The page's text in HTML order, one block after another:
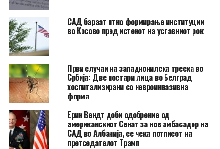
САД бараат итно формирање институции
во Косово пред истекот на уставниот рок
Први случаи на западнонилска треска во
Србија: Две постари лица во Белград
хоспитализирани со невроинвазивна
форма
Ерик Вендт доби одобрение од
американскиот Сенат за нов амбасадор на
САД во Албанија, се чека потписот на
претседателот Трамп